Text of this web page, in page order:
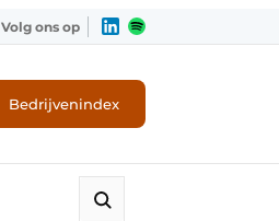
Volg ons op
Bedrijvenindex